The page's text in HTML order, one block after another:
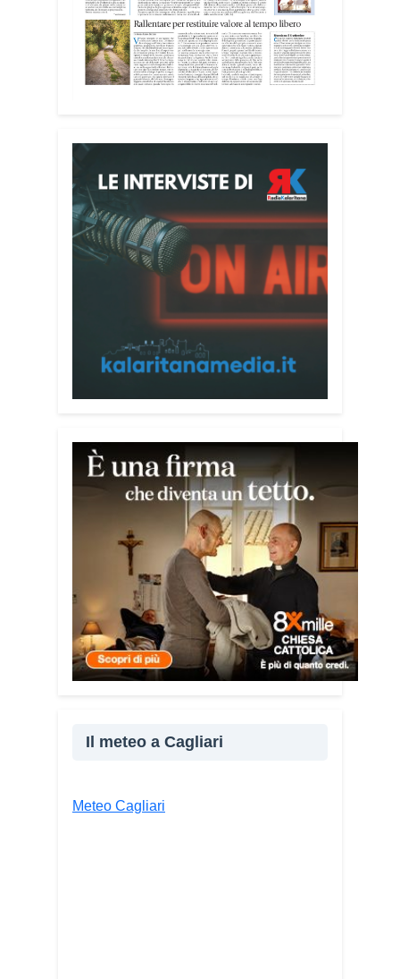
Tra i partecipanti anche i seminaristi,
impegnati accanto agli anziani della
casa di riposo Cristo Re.
«Un’esperienza di crescita umana e
Il programma dedica spazio anche ai
temi della pace e della cooperazione
nel Mediterraneo. Oggi pomeriggio, alla
Mediateca del Mediterraneo (MEM),
l’incontro con l’arcivescovo monsignor
Giuseppe Baturi ha approfondito il ruolo
dei giovani nella costruzione di ponti tra
inserito nel percorso “Cagliari Città della
Pace e del Mediterraneo”, progetto che
promuove il dialogo e la collaborazione
Tra le testimonianze quella di Thea,
giovane libanese del Consiglio dei
Giovani del Mediterraneo della CEI: «Il
campo è molto più di un’esperienza di
volontariato: è un’opportunità per
costruire relazioni attraverso il servizio,
linguaggio universale capace di unire
persone diverse».
Condividi:
Facebook X
E-mail Stampa
Il meteo a Cagliari
Meteo Cagliari